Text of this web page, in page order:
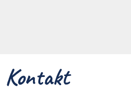
Kontakt